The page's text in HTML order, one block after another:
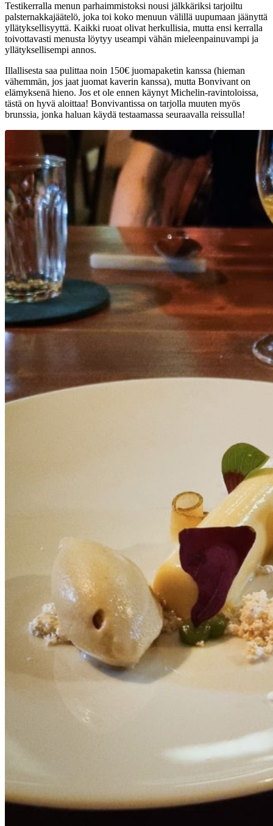
Testikerralla menun parhaimmistoksi nousi jälkkäriksi tarjoiltu
palsternakkajäätelö, joka toi koko menuun välillä uupumaan jäänyttä
yllätyksellisyyttä. Kaikki ruoat olivat herkullisia, mutta ensi kerralla
toivottavasti menusta löytyy useampi vähän mieleenpainuvampi ja
yllätyksellisempi annos.
Illallisesta saa pulittaa noin 150€ juomapaketin kanssa (hieman
vähemmän, jos jaat juomat kaverin kanssa), mutta Bonvivant on
elämyksenä hieno. Jos et ole ennen käynyt Michelin-ravintoloissa,
tästä on hyvä aloittaa! Bonvivantissa on tarjolla muuten myös
brunssia, jonka haluan käydä testaamassa seuraavalla reissulla!